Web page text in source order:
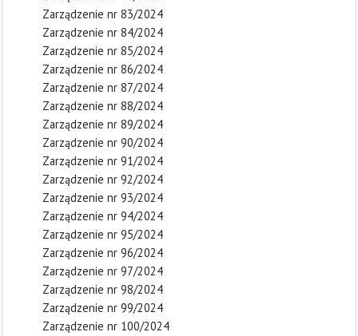
Zarządzenie nr 83/2024
Zarządzenie nr 84/2024
Zarządzenie nr 85/2024
Zarządzenie nr 86/2024
Zarządzenie nr 87/2024
Zarządzenie nr 88/2024
Zarządzenie nr 89/2024
Zarządzenie nr 90/2024
Zarządzenie nr 91/2024
Zarządzenie nr 92/2024
Zarządzenie nr 93/2024
Zarządzenie nr 94/2024
Zarządzenie nr 95/2024
Zarządzenie nr 96/2024
Zarządzenie nr 97/2024
Zarządzenie nr 98/2024
Zarządzenie nr 99/2024
Zarządzenie nr 100/2024